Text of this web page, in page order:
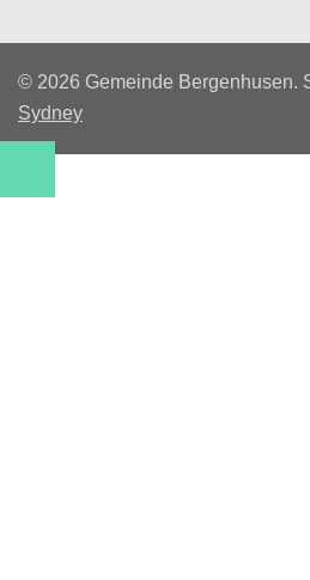
© 2026 Gemeinde Bergenhusen.
Sydney